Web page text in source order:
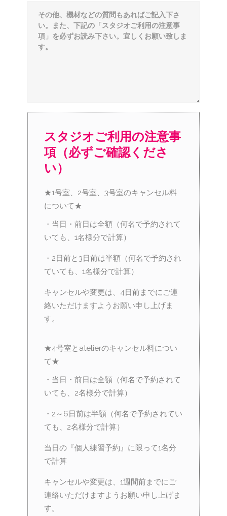
スタジオご利用の注意事
項（必ずご確認くださ
い）
★1号室、2号室、3号室のキャンセル料
について★
・当日・前日は全額（何名で予約されて
いても、1名様分で計算）
・2日前と3日前は半額（何名で予約され
ていても、1名様分で計算）
キャンセルや変更は、4日前までにご連
絡いただけますようお願い申し上げま
す。
★4号室とatelierのキャンセル料につい
て★
・当日・前日は全額（何名で予約されて
いても、2名様分で計算）
・2～6日前は半額（何名で予約されてい
ても、2名様分で計算）
当日の『個人練習予約』に限って1名分
で計算
キャンセルや変更は、1週間前までにご
連絡いただけますようお願い申し上げま
す。